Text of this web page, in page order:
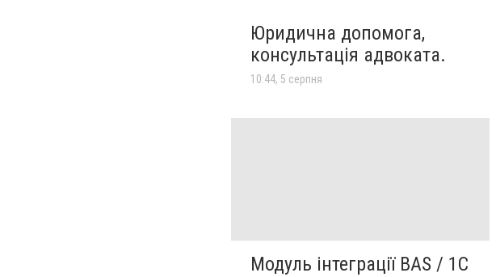
Юридична допомога,
консультація адвоката.
10:44, 5 серпня
Модуль інтеграції BAS / 1C